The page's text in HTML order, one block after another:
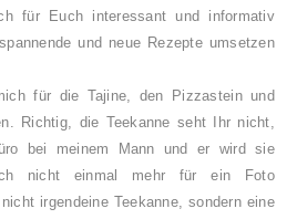
für Euch interessant und informativ
und neue Rezepte umsetzen
für die Tajine, den Pizzastein und
Richtig, die Teekanne seht Ihr nicht,
bei meinem Mann und er wird sie
nicht einmal mehr für ein Foto
irgendeine Teekanne, sondern eine